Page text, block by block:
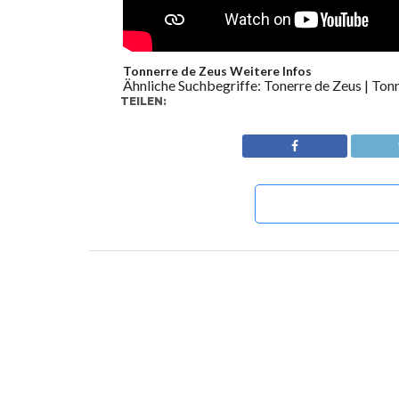
Tonnerre de Zeus Weitere Infos
Ähnliche Suchbegriffe: Tonerre de Zeus |
TEILEN: